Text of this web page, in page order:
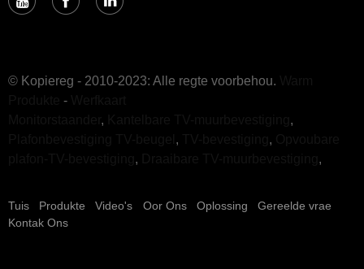
© Kopiereg - 2010-2023: Alle regte voorbehou.
-
,
,
, ,
, ,
Tuis Produkte Video's Oor Ons Oplossing
Gereelde vrae
Kontak Ons